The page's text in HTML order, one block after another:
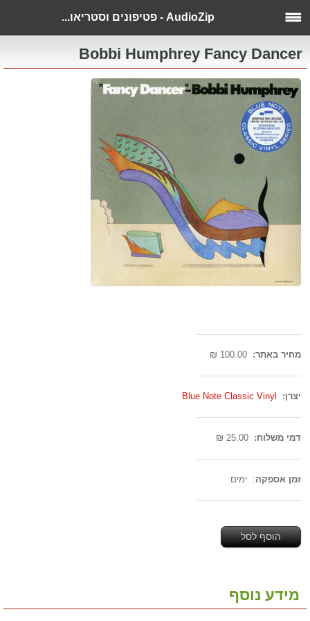
AudioZip - פטיפונים וסטריאו...
--------------------------------------
מחיר באתר:
--------------------------------------
יצרן:
Blue Note Classic Vinyl
--------------------------------------
דמי משלוח:
--------------------------------------
זמן אספקה: ימים
--------------------------------------
הוסף לסל
מידע נוסף